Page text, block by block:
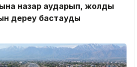
назар аударып, жолды
дереу бастауды